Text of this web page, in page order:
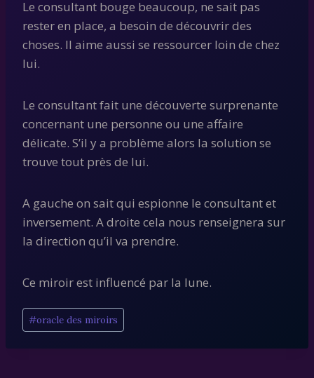
Le consultant bouge beaucoup, ne sait pas
rester en place, a besoin de découvrir des
choses. Il aime aussi se ressourcer loin de chez
lui.
Le consultant fait une découverte surprenante
concernant une personne ou une affaire
délicate. S’il y a problème alors la solution se
trouve tout près de lui.
A gauche on sait qui espionne le consultant et
inversement. A droite cela nous renseignera sur
la direction qu’il va prendre.
Ce miroir est influencé par la lune.
Étiquettes
de
#oracle des miroirs